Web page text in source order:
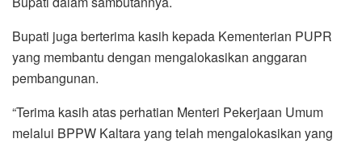
Bupati juga berterima kasih kepada Kementerian PUPR
yang membantu dengan mengalokasikan anggaran
pembangunan.
“Terima kasih atas perhatian Menteri Pekerjaan Umum
melalui BPPW Kaltara yang telah mengalokasikan yang